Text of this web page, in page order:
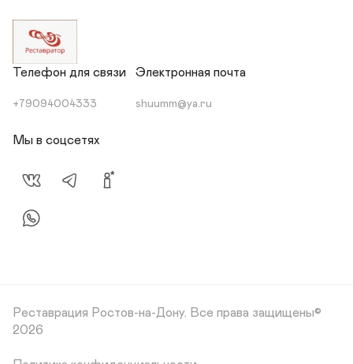
Телефон для связи
+79094004333
Электронная почта
shuumm@ya.ru
Мы в соцсетях
Реставрация Ростов-на-Дону. Все права защищены©
2026